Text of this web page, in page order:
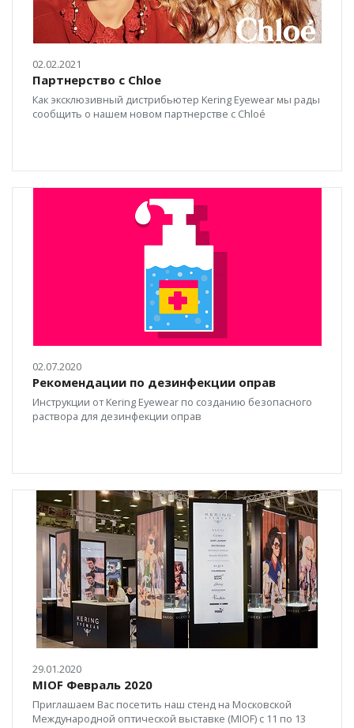
02.02.2021
Партнерство с Chloe
Как эксклюзивный дистрибьютер Kering Eyewear мы рады
сообщить о нашем новом партнерстве с Chloé
02.07.2020
Рекомендации по дезинфекции оправ
Инструкции от Kering Eyewear по созданию безопасного
раствора для дезинфекции оправ
29.01.2020
MIOF Февраль 2020
Приглашаем Вас посетить наш стенд на Московской
Международной оптической выставке (MIOF) c 11 по 13